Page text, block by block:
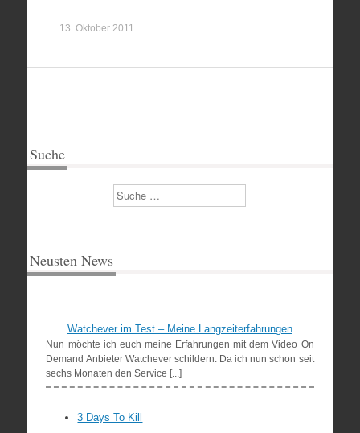
13. Oktober 2011
Suche
Suchen
Neusten News
Watchever im Test – Meine Langzeiterfahrungen
Nun möchte ich euch meine Erfahrungen mit dem Video On
Demand Anbieter Watchever schildern. Da ich nun schon seit
sechs Monaten den Service [...]
3 Days To Kill